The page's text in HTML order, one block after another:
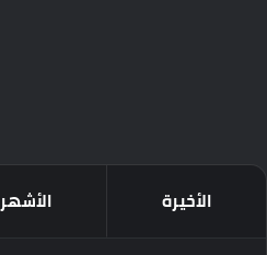
الأخيرة الأشهر